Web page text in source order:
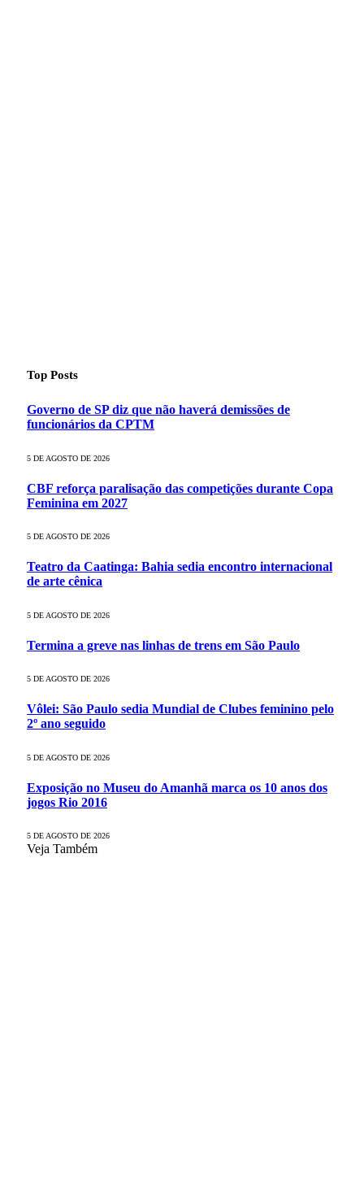
Top Posts
Governo de SP diz que não haverá demissões de
funcionários da CPTM
5 DE AGOSTO DE 2026
CBF reforça paralisação das competições durante Copa
Feminina em 2027
5 DE AGOSTO DE 2026
Teatro da Caatinga: Bahia sedia encontro internacional
de arte cênica
5 DE AGOSTO DE 2026
Termina a greve nas linhas de trens em São Paulo
5 DE AGOSTO DE 2026
Vôlei: São Paulo sedia Mundial de Clubes feminino pelo
2º ano seguido
5 DE AGOSTO DE 2026
Exposição no Museu do Amanhã marca os 10 anos dos
jogos Rio 2016
5 DE AGOSTO DE 2026
Veja Também